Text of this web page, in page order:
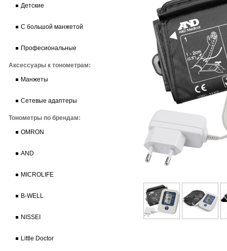
Детские
С большой манжетой
Професиональные
Аксессуары к тонометрам:
Манжеты
Сетевые адаптеры
Тонометры по брендам:
OMRON
AND
MICROLIFE
B-WELL
NISSEI
Little Doctor